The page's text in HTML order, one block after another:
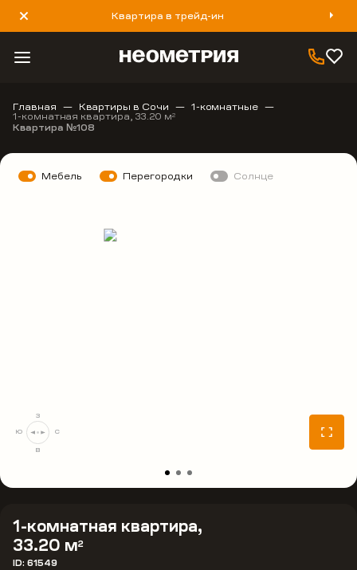
Квартира в трейд-ин
8 800 777 40 93
Главная Квартиры в Сочи 1-комнатные
1-комнатная квартира, 33.20 м2
Квартира №108
1-комнатная квартира,
33.20 м2
ID: 61549
Мебель Перегородки Солнце
С
В
Ю
З